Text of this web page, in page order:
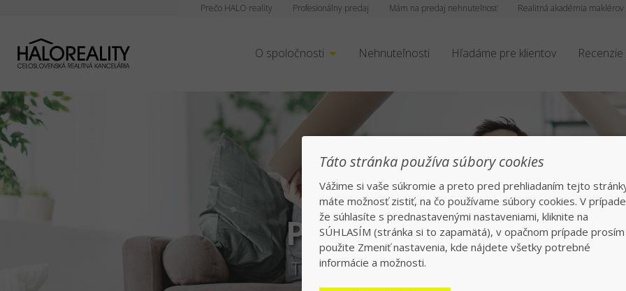
Realitná akadémia maklérov
Mám na predaj nehnuteľnosť
Profesionálny predaj
Prečo HALO reality
O spoločnosti Nehnuteľnosti Hľadáme pre klientov Recenzie
Bezpečný a rýchly
Jednotka v realitách na slovenskom trhu
Táto stránka používa súbory cookies
Vážime si vaše súkromie a preto pred prehliadaním tejto
máte možnosť zistiť, na čo používame súbory cookies. V
že súhlasíte s prednastavenými nastaveniami, kliknite na
SÚHLASÍM (stránka si to zapamätá), v opačnom prípade prosím
použite Zmeniť nastavenia, kde nájdete všetky potrebné
informácie a možnosti.